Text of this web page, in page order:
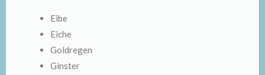
Eibe
Eiche
Goldregen
Ginster